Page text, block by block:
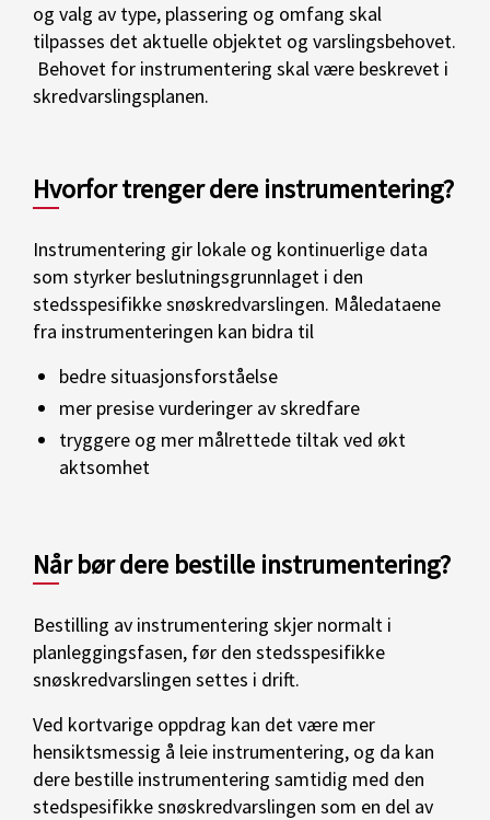
og valg av type, plassering og omfang skal
tilpasses det aktuelle objektet og varslingsbehovet.
Behovet for instrumentering skal være beskrevet i
skredvarslingsplanen.
Hvorfor trenger dere instrumentering?
Instrumentering gir lokale og kontinuerlige data
som styrker beslutningsgrunnlaget i den
stedsspesifikke snøskredvarslingen. Måledataene
fra instrumenteringen kan bidra til
bedre situasjonsforståelse
mer presise vurderinger av skredfare
tryggere og mer målrettede tiltak ved økt
aktsomhet
Når bør dere bestille instrumentering?
Bestilling av instrumentering skjer normalt i
planleggingsfasen, før den stedsspesifikke
snøskredvarslingen settes i drift.
Ved kortvarige oppdrag kan det være mer
hensiktsmessig å leie instrumentering, og da kan
dere bestille instrumentering samtidig med den
stedspesifikke snøskredvarslingen som en del av